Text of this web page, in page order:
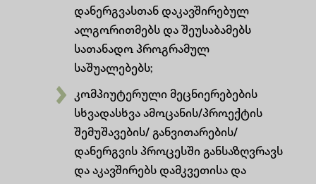
დანერგვასთან დაკავშირებულ
ალგორითმებს და შეუსაბამებს
სათანადო პროგრამულ
საშუალებებს;
კომპიუტერული მეცნიერებების
სხვადასხვა ამოცანის/პროექტის
შემუშავების/ განვითარების/
დანერგვის პროცესში განსაზღვრავს
და აკავშირებს დამკვეთისა და